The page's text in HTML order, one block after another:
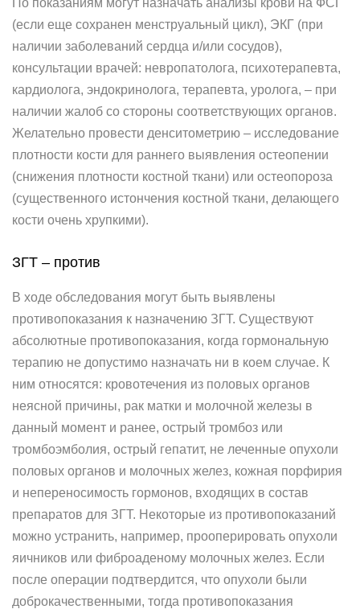
По показаниям могут назначать анализы крови на ФСГ
(если еще сохранен менструальный цикл), ЭКГ (при
наличии заболеваний сердца и/или сосудов),
консультации врачей: невропатолога, психотерапевта,
кардиолога, эндокринолога, терапевта, уролога, – при
наличии жалоб со стороны соответствующих органов.
Желательно провести денситометрию – исследование
плотности кости для раннего выявления остеопении
(снижения плотности костной ткани) или остеопороза
(существенного истончения костной ткани, делающего
кости очень хрупкими).
ЗГТ – против
В ходе обследования могут быть выявлены
противопоказания к назначению ЗГТ. Существуют
абсолютные противопоказания, когда гормональную
терапию не допустимо назначать ни в коем случае. К
ним относятся: кровотечения из половых органов
неясной причины, рак матки и молочной железы в
данный момент и ранее, острый тромбоз или
тромбоэмболия, острый гепатит, не леченные опухоли
половых органов и молочных желез, кожная порфирия
и непереносимость гормонов, входящих в состав
препаратов для ЗГТ. Некоторые из противопоказаний
можно устранить, например, прооперировать опухоли
яичников или фиброаденому молочных желез. Если
после операции подтвердится, что опухоли были
доброкачественными, тогда противопоказания